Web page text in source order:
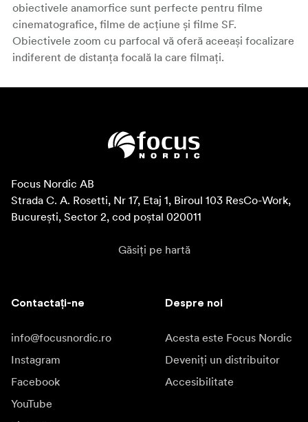
obiectivele anamorfice sunt perfecte pentru filme
cinematografice, filme de acțiune și filme SF.
Obiectivele zoom cu parfocal vă oferă aceeași focalizare
indiferent de distanța focală la care filmați.
Focus Nordic AB
Strada C. A. Rosetti, Nr 17, Etaj 1, Biroul 103 ResCo-Work,
București, Sector 2, cod poștal 020011
Găsiți pe hartă
Contactați-ne
info@focusnordic.ro
Instagram
Facebook
YouTube
Despre noi
Acesta este Focus Nordic
Deveniți un distribuitor
Accesibilitate